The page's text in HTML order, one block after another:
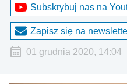
Subskrybuj nas na
Zapisz się na
01 grudnia 2020, 14:04